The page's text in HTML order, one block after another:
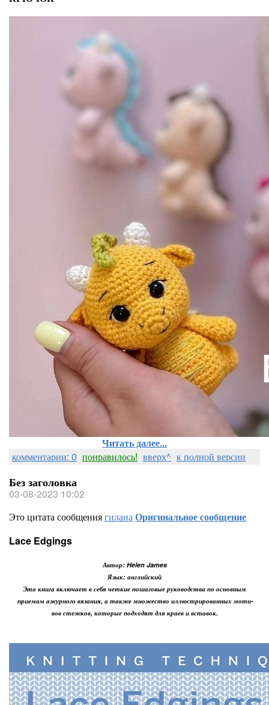
Читать далее...
комментарии: 0 понравилось! вверх^ к полной версии
Без заголовка
03-08-2023 10:02
Это цитата сообщениягиланаОригинальное сообщение
Lace Edgings
Автор: Helen James
Язык: английский
Эта книга включает в себя четкие пошаговые руководства по основным
приемам ажурного вязания, а также множество иллюстрированных моти-
вов стежков, которые подходят для краев и вставок.